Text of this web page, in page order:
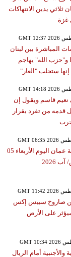
ثلاثي يدين الانتهاكات
غزة
المباشرة بين لبنان
و"حزب الله" يهاجم
ستجلب "العار"
قاسم ويقول إن
قدمه من تفرد بقرار
سعر الذهب في سلطنة عمان اليوم الأربعاء 05
2026
صاروخ سبيس إكس
على الأرض
والأجنبية أمام الريال